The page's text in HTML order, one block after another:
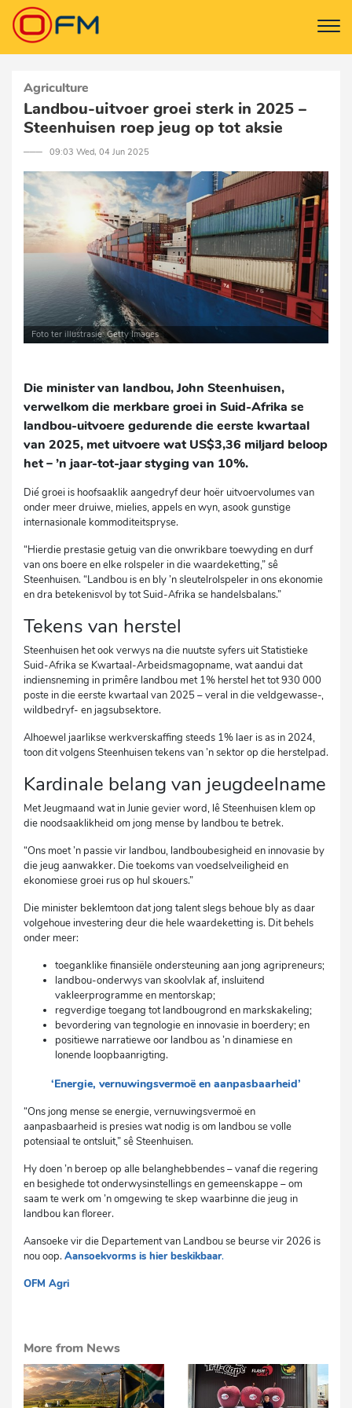
Agriculture
Landbou-uitvoer groei sterk in 2025 –
Steenhuisen roep jeug op tot aksie
─── 09:03 Wed, 04 Jun 2025
Foto ter illustrasie: Getty Images
Die minister van landbou, John Steenhuisen,
verwelkom die merkbare groei in Suid-Afrika se
landbou-uitvoere gedurende die eerste kwartaal
van 2025, met uitvoere wat US$3,36 miljard beloop
het – ’n jaar-tot-jaar styging van 10%.
Dié groei is hoofsaaklik aangedryf deur hoër uitvoervolumes van
onder meer druiwe, mielies, appels en wyn, asook gunstige
internasionale kommoditeitspryse.
“Hierdie prestasie getuig van die onwrikbare toewyding en durf
van ons boere en elke rolspeler in die waardeketting,” sê
Steenhuisen. “Landbou is en bly ’n sleutelrolspeler in ons ekonomie
en dra betekenisvol by tot Suid-Afrika se handelsbalans.”
Tekens van herstel
Steenhuisen het ook verwys na die nuutste syfers uit Statistieke
Suid-Afrika se Kwartaal-Arbeidsmagopname, wat aandui dat
indiensneming in primêre landbou met 1% herstel het tot 930 000
poste in die eerste kwartaal van 2025 – veral in die veldgewasse-,
wildbedryf- en jagsubsektore.
Alhoewel jaarlikse werkverskaffing steeds 1% laer is as in 2024,
toon dit volgens Steenhuisen tekens van ’n sektor op die herstelpad.
Kardinale belang van jeugdeelname
Met Jeugmaand wat in Junie gevier word, lê Steenhuisen klem op
die noodsaaklikheid om jong mense by landbou te betrek.
“Ons moet ’n passie vir landbou, landboubesigheid en innovasie by
die jeug aanwakker. Die toekoms van voedselveiligheid en
ekonomiese groei rus op hul skouers.”
Die minister beklemtoon dat jong talent slegs behoue bly as daar
volgehoue investering deur die hele waardeketting is. Dit behels
onder meer:
toeganklike finansiële ondersteuning aan jong agripreneurs;
landbou-onderwys van skoolvlak af, insluitend
vakleerprogramme en mentorskap;
regverdige toegang tot landbougrond en markskakeling;
bevordering van tegnologie en innovasie in boerdery; en
positiewe narratiewe oor landbou as ’n dinamiese en
lonende loopbaanrigting.
‘Energie, vernuwingsvermoë en aanpasbaarheid’
“Ons jong mense se energie, vernuwingsvermoë en
aanpasbaarheid is presies wat nodig is om landbou se volle
potensiaal te ontsluit,” sê Steenhuisen.
Hy doen ’n beroep op alle belanghebbendes – vanaf die regering
en besighede tot onderwysinstellings en gemeenskappe – om
saam te werk om ’n omgewing te skep waarbinne die jeug in
landbou kan floreer.
Aansoeke vir die Departement van Landbou se beurse vir 2026 is
nou oop. Aansoekvorms is hier beskikbaar.
OFM Agri
More from News